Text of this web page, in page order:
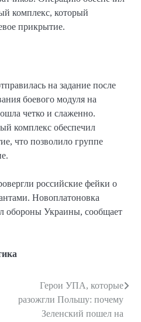
комплекс, который
прикрытие.
на задание после
боевого модуля на
четко и слаженно.
комплекс обеспечил
что позволило группе
российские фейки о
Новоплатоновка
обороны Украины, сообщает
Герои УПА, которые
разожгли Польшу: почему
Зеленский пошел на